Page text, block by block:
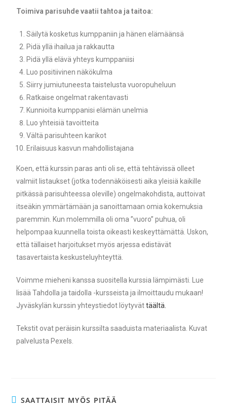
Toimiva parisuhde vaatii tahtoa ja taitoa:
Säilytä kosketus kumppaniin ja hänen elämäänsä
Pidä yllä ihailua ja rakkautta
Pidä yllä elävä yhteys kumppaniisi
Luo positiivinen näkökulma
Siirry jumiutuneesta taistelusta vuoropuheluun
Ratkaise ongelmat rakentavasti
Kunnioita kumppanisi elämän unelmia
Luo yhteisiä tavoitteita
Vältä parisuhteen karikot
Erilaisuus kasvun mahdollistajana
Koen, että kurssin paras anti oli se, että tehtävissä olleet
valmiit listaukset (jotka todennäköisesti aika yleisiä kaikille
pitkässä parisuhteessa oleville) ongelmakohdista, auttoivat
itseäkin ymmärtämään ja sanoittamaan omia kokemuksia
paremmin. Kun molemmilla oli oma ”vuoro” puhua, oli
helpompaa kuunnella toista oikeasti keskeyttämättä. Uskon,
että tällaiset harjoitukset myös arjessa edistävät
tasavertaista keskusteluyhteyttä.
Voimme mieheni kanssa suositella kurssia lämpimästi. Lue
lisää Tahdolla ja taidolla -kursseista ja ilmoittaudu mukaan!
Jyväskylän kurssin yhteystiedot löytyvättäältä.
Tekstit ovat peräisin kurssilta saaduista materiaalista. Kuvat
palvelusta Pexels.
SAATTAISIT MYÖS PITÄÄ